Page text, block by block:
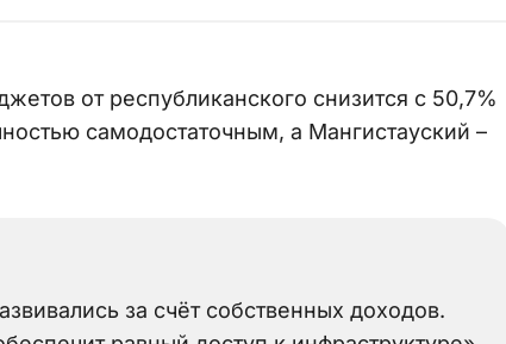
от республиканского снизится с 50,7%
самодостаточным, а Мангистауский –
за счёт собственных доходов.